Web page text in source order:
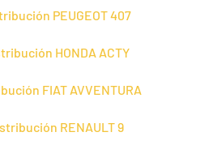
PEUGEOT 407
HONDA ACTY
FIAT AVVENTURA
RENAULT 9